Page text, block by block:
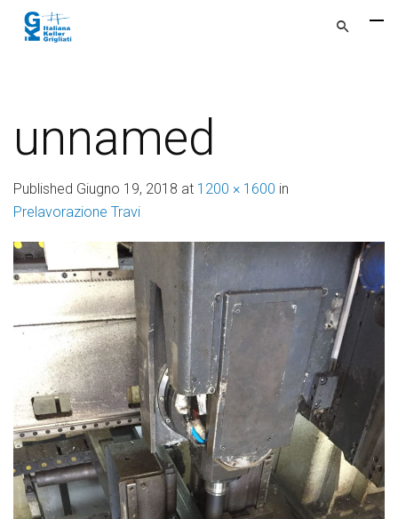
unnamed
Published Giugno 19, 2018 at 1200 × 1600 in
Prelavorazione Travi